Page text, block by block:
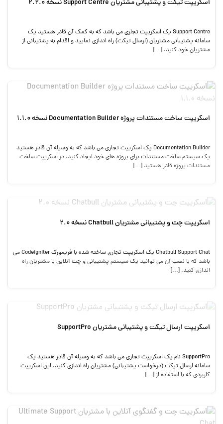
اسکریپت تیکت و پشتیبانی مشتریان Support Centre نسخه 2.2.0
Support Centre یک اسکریپت تجاری می باشد که به کمک آن قادر هستید یک
سامانه پشتیبانی مشتریان (ارسال تیکت) راه اندازی نمایید و اقدام به پشتیبانی از
مشتریان خود کنید. […]
اسکریپت ساخت مستندات پروژه Documentation Builder نسخه 1.1.0
Documentation Builder یک اسکریپت تجاری می باشد که به وسیله آن قادر هستید
یک سیستم ساخت مستندات برای پروژه های خود ایجاد کنید. در اسکریپت ساخت
مستندات پروژه قادر هستید […]
اسکریپت چت و پشتیبانی مشتریان Chatbull نسخه 2.0
Chatbull Support Chat یک اسکریپت تجاری ساخته شده با فریمورک Codeigniter می
باشد که با نصب آن می توانید یک سیستم پشتیبانی و چت آنلاین با مشتریان راه
اندازی کنید. […]
اسکریپت ارسال تیکت و پشتیبانی مشتریان SupportPro
SupportPro نام یک اسکریپت تجاری می باشد که به وسیله آن قادر هستید یک
سامانه ارسال تیکت (درخواست پشتیبانی) مشتریان راه اندازی کنید. این اسکریپت
کاربردی که با استفاده از […]